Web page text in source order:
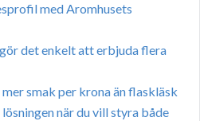
med Aromhusets
det enkelt att erbjuda flera
smak per krona än flaskläsk
när du vill styra både